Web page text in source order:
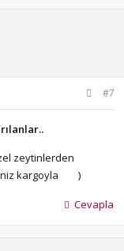
#7
zeytinlerden
kargoyla
)
Cevapla